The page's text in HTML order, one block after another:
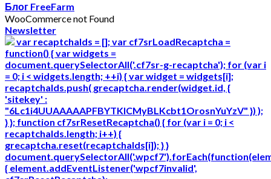
Блог FreeFarm
WooCommerce not Found
Newsletter
var recaptchaIds = []; var cf7srLoadRecaptcha =
function() { var widgets =
document.querySelectorAll('.cf7sr-g-recaptcha'); for (var i
= 0; i < widgets.length; ++i) { var widget = widgets[i];
recaptchaIds.push( grecaptcha.render(widget.id, {
'sitekey' :
"6Lc1i4UUAAAAAPFBYTKICMyBLKcbt1OrosnYuYzV" }) );
} }; function cf7srResetRecaptcha() { for (var i = 0; i <
recaptchaIds.length; i++) {
grecaptcha.reset(recaptchaIds[i]); } }
{ element.addEventListener('wpcf7invalid',